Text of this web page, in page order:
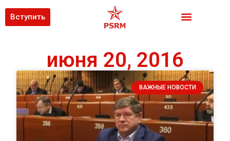
Вступить
июня 20, 2016
ВАЖНЫЕ НОВОСТИ